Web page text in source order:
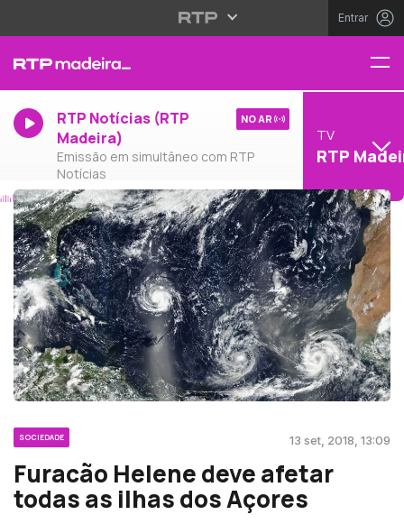
Entrar
RTP Notícias (RTP
Madeira)
Emissão em simultâneo com RTP
Notícias
NO AR
TV
RTP
SOCIEDADE 13 set, 2018, 13:09
Furacão Helene deve afetar
todas as ilhas dos Açores